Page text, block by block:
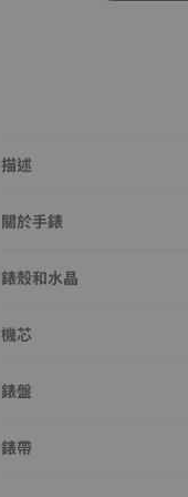
描述
關於手錶
錶殼和水晶
機芯
錶盤
錶帶